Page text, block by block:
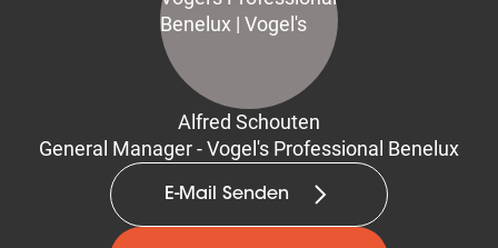
Alfred Schouten
General Manager - Vogel's Professional Benelux
E-Mail Senden